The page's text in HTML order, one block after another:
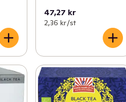
47,27 kr
2,36 kr /st